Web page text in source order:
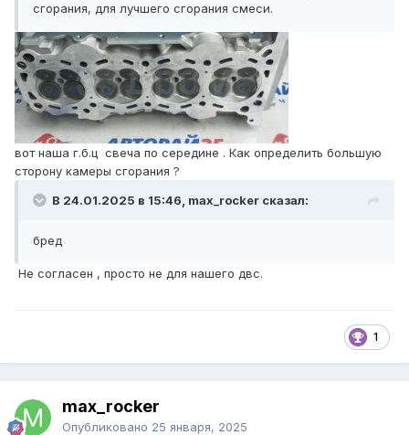
сгорания, для лучшего сгорания смеси.
вот наша г.б.ц свеча по середине . Как определить большую
сторону камеры сгорания ?
В 24.01.2025 в 15:46, max_rocker сказал:
бред
Не согласен , просто не для нашего двс.
1
max_rocker
Опубликовано 25 января, 2025